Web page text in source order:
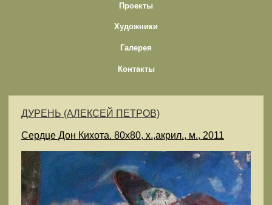
Проекты
Художники
Галерея
Контакты
ДУРЕНЬ (АЛЕКСЕЙ ПЕТРОВ)
Сердце Дон Кихота. 80х80, х.,акрил., м., 2011